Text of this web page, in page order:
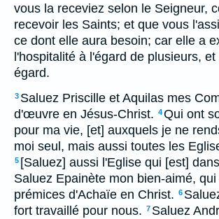
vous la receviez selon le Seigneur,
recevoir les Saints; et que vous
ce dont elle aura besoin; car elle a
l'hospitalité à l'égard de plusieurs,
égard.
3 Saluez Priscille et Aquilas mes
d'œuvre en Jésus-Christ. 4Qui ont
pour ma vie, [et] auxquels je ne
moi seul, mais aussi toutes les
5 [Saluez] aussi l'Eglise qui [est]
Saluez Epainète mon bien-aimé,
prémices d'Achaïe en Christ. 6
fort travaillé pour nous. 7 Saluez